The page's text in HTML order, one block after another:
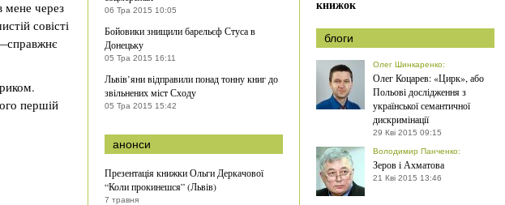
мене через
совісті
першій
06 Тра 2015 10:05
Бойовики знищили барельєф Стуса в
Донецьку
05 Тра 2015 16:11
Львів’яни відправили понад тонну книг до
звільнених міст Сходу
05 Тра 2015 15:42
анонси
Презентація книжки Ольги Деркачової
“Коли прокинешся” (Львів)
7 травня
книжок
блоги
Олег Шинкаренко:
Олег Коцарев: «Цирк», або
Польові дослідження з
української семантичної
дискримінації
29 Кві 2015 09:15
Володимир Панченко:
Зеров і Ахматова
21 Кві 2015 13:46